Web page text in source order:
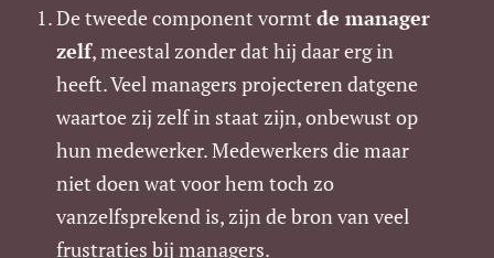
De tweede component vormt de manager
zelf, meestal zonder dat hij daar erg in
heeft. Veel managers projecteren datgene
waartoe zij zelf in staat zijn, onbewust op
hun medewerker. Medewerkers die maar
niet doen wat voor hem toch zo
vanzelfsprekend is, zijn de bron van veel
frustraties bij managers.